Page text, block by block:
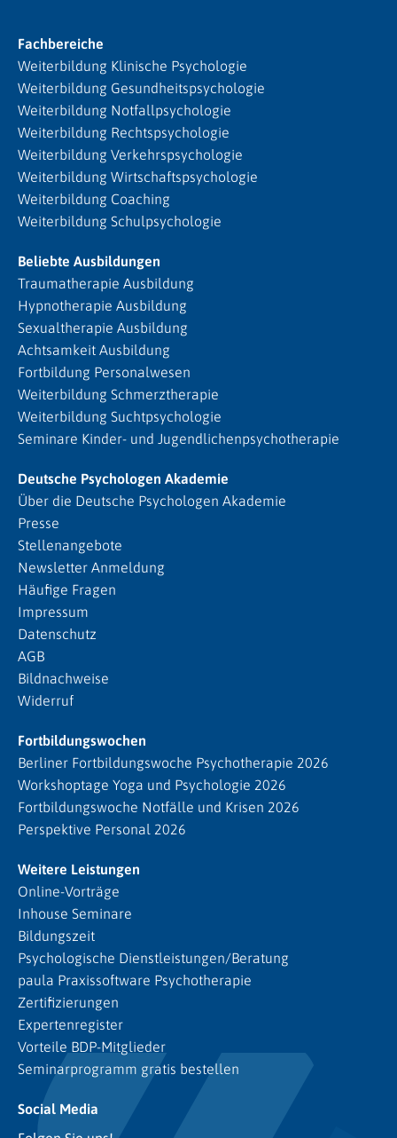
Fachbereiche
Weiterbildung Klinische Psychologie
Weiterbildung Gesundheitspsychologie
Weiterbildung Notfallpsychologie
Weiterbildung Rechtspsychologie
Weiterbildung Verkehrspsychologie
Weiterbildung Wirtschaftspsychologie
Weiterbildung Coaching
Weiterbildung Schulpsychologie
Beliebte Ausbildungen
Traumatherapie Ausbildung
Hypnotherapie Ausbildung
Sexualtherapie Ausbildung
Achtsamkeit Ausbildung
Fortbildung Personalwesen
Weiterbildung Schmerztherapie
Weiterbildung Suchtpsychologie
Seminare Kinder- und Jugendlichenpsychotherapie
Deutsche Psychologen Akademie
Über die Deutsche Psychologen Akademie
Presse
Stellenangebote
Newsletter Anmeldung
Häufige Fragen
Impressum
Datenschutz
AGB
Bildnachweise
Widerruf
Fortbildungswochen
Berliner Fortbildungswoche Psychotherapie 2026
Workshoptage Yoga und Psychologie 2026
Fortbildungswoche Notfälle und Krisen 2026
Perspektive Personal 2026
Weitere Leistungen
Online-Vorträge
Inhouse Seminare
Bildungszeit
Psychologische Dienstleistungen/Beratung
paula Praxissoftware Psychotherapie
Zertifizierungen
Expertenregister
Vorteile BDP-Mitglieder
Seminarprogramm gratis bestellen
Social Media